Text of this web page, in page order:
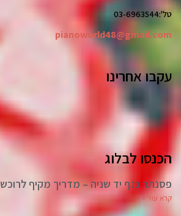
טל':03-6963544
pianoworld48@gmail.com
עקבו אחרינו
הכנסו לבלוג
פסנתר כנף יד שניה – מדריך מקיף לרוכש
קרא עוד »